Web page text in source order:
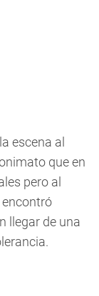
escena al
que en
pero al
llegar de una